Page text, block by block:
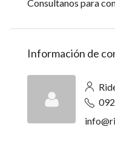
Consultanos para
Información de